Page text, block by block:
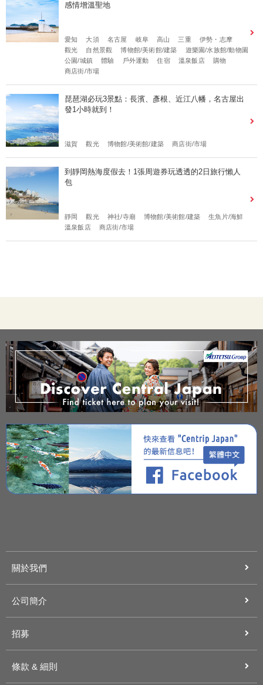
感情增溫聖地
愛知 大須 名古屋 岐阜 高山 三重
伊勢・志摩
觀光
自然景觀 博物館/美術館/建築
遊樂園/水族館/動物園
公園/城鎮
體驗 戶外運動 住宿 溫泉飯店
購物
商店街/市場
琵琶湖必玩3景點：長濱、彥根、近江八幡，名古屋出
發1小時就到！
滋賀 觀光 博物館/美術館/建築 商店街/市場
到靜岡熱海度假去！1張周遊券玩透透的2日旅行懶人
包
靜岡 觀光 神社/寺廟 博物館/美術館/建築
生魚片/海鮮
溫泉飯店
商店街/市場
關於我們
公司簡介
招募
條款 & 細則